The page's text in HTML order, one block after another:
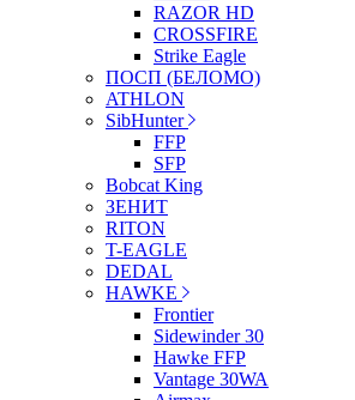
RAZOR HD
CROSSFIRE
Strike Eagle
ПОСП (БЕЛОМО)
ATHLON
SibHunter
FFP
SFP
Bobcat King
ЗЕНИТ
RITON
T-EAGLE
DEDAL
HAWKE
Frontier
Sidewinder 30
Hawke FFP
Vantage 30WA